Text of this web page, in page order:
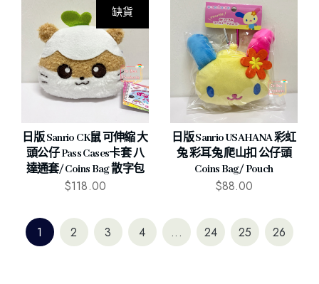
缺貨
日版 Sanrio CK鼠 可伸縮 大
頭公仔 Pass Cases卡套 八
達通套/ Coins Bag 散字包
$118.00
日版 Sanrio USAHANA 彩虹
兔 彩耳兔 爬山扣 公仔頭
Coins Bag/ Pouch
$88.00
1 2 3 4 ... 24 25 26